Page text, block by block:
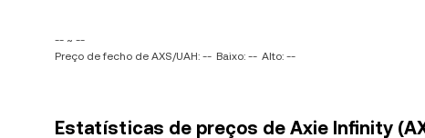
-- ~ --
Preço de fecho de AXS/UAH: -- Baixo: -- Alto: --
Estatísticas de preços de Axie Infinity